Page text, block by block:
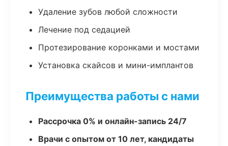
Удаление зубов любой сложности
Лечение под седацией
Протезирование коронками и мостами
Установка скайсов и мини-имплантов
Преимущества работы с нами
Рассрочка 0% и онлайн-запись 24/7
Врачи с опытом от 10 лет, кандидаты